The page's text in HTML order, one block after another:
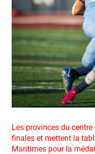
Les provinces du
finales et mettent la
Maritimes pour la